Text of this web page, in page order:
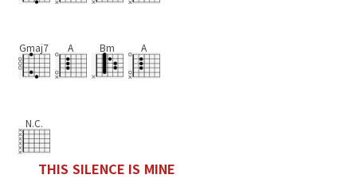
Gmaj7 A Bm A
N.C.
THIS SILENCE IS MINE